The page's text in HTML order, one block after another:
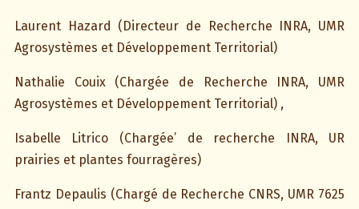
Laurent Hazard (Directeur de Recherche INRA, UMR
Agrosystèmes et Développement Territorial)
Nathalie Couix (Chargée de Recherche INRA, UMR
Agrosystèmes et Développement Territorial) ,
Isabelle Litrico (Chargée’ de recherche INRA, UR
prairies et plantes fourragères)
Frantz Depaulis (Chargé de Recherche CNRS, UMR 7625